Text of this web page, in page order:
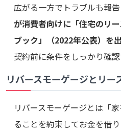
広がる一方でトラブルも報告
が消費者向けに「住宅のリ
ブック」（2022年公表）を
契約前に条件をしっかり確認
リバースモーゲージとリー
リバースモーゲージとは「
ることを約束してお金を借